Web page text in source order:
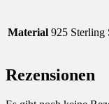
Material 925 Sterling
Rezensionen